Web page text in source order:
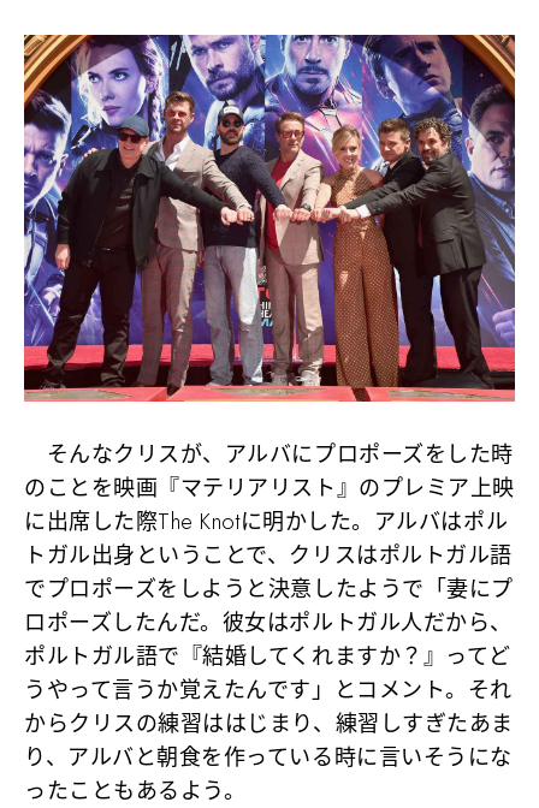
そんなクリスが、アルバにプロポーズをした時
のことを映画『マテリアリスト』のプレミア上映
に出席した際The Knotに明かした。アルバはポル
トガル出身ということで、クリスはポルトガル語
でプロポーズをしようと決意したようで「妻にプ
ロポーズしたんだ。彼女はポルトガル人だから、
ポルトガル語で『結婚してくれますか？』ってど
うやって言うか覚えたんです」とコメント。それ
からクリスの練習ははじまり、練習しすぎたあま
り、アルバと朝食を作っている時に言いそうにな
ったこともあるよう。